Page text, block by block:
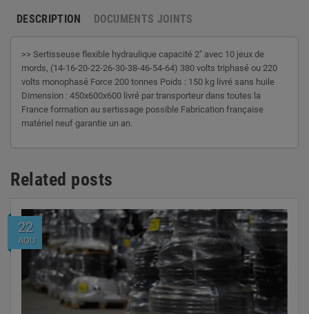
DESCRIPTION DOCUMENTS JOINTS
>> Sertisseuse flexible hydraulique capacité 2" avec 10 jeux de
mords, (14-16-20-22-26-30-38-46-54-64) 380 volts triphasé ou 220
volts monophasé Force 200 tonnes Poids : 150 kg livré sans huile
Dimension : 450x600x600 livré par transporteur dans toutes la
France formation au sertissage possible Fabrication française
matériel neuf garantie un an.
Related posts
22
AOU